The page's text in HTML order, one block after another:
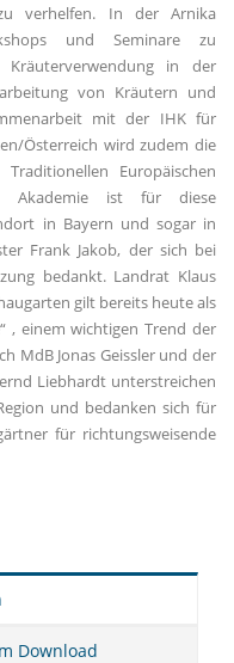
verhelfen. In der Arnika
und Seminare zu
Kräuterverwendung in der
von Kräutern und
mit der IHK für
Österreich wird zudem die
Europäischen
Akademie ist für diese
in Bayern und sogar in
Frank Jakob, der sich bei
bedankt. Landrat Klaus
gilt bereits heute als
, einem wichtigen Trend der
MdB Jonas Geissler und der
Liebhardt unterstreichen
und bedanken sich für
für richtungsweisende
Download